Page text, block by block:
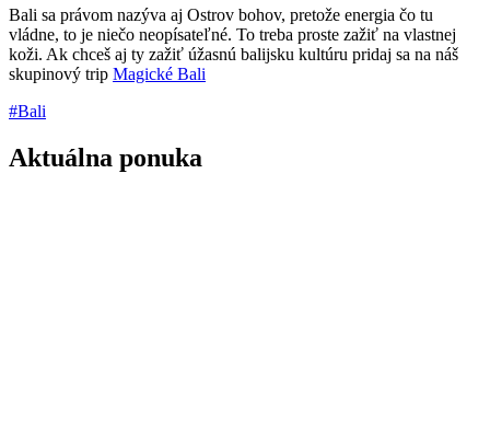
Bali sa právom nazýva aj Ostrov bohov, pretože energia čo tu
vládne, to je niečo neopísateľné. To treba proste zažiť na vlastnej
koži. Ak chceš aj ty zažiť úžasnú balijsku kultúru pridaj sa na náš
skupinový trip Magické Bali
#Bali
Aktuálna ponuka